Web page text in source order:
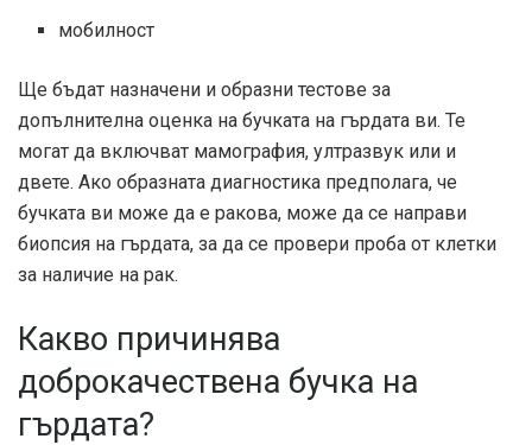
мобилност
Ще бъдат назначени и образни тестове за
допълнителна оценка на бучката на гърдата ви. Те
могат да включват мамография, ултразвук или и
двете. Ако образната диагностика предполага, че
бучката ви може да е ракова, може да се направи
биопсия на гърдата, за да се провери проба от клетки
за наличие на рак.
Какво причинява
доброкачествена бучка на
гърдата?